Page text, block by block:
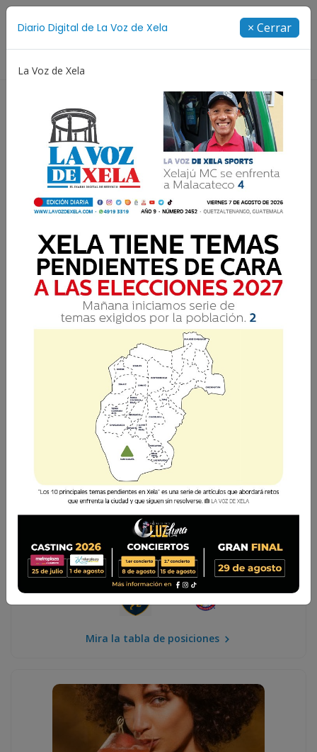
Diario Digital de La Voz de Xela × Cerrar
La Voz de Xela
9 Agosto 2026 00:28
Comparte
La Voz de Xela Sports
Próximo Jornada 3
Plaza Amador 0 : 0 Xelajú MC
Mira la tabla de posiciones